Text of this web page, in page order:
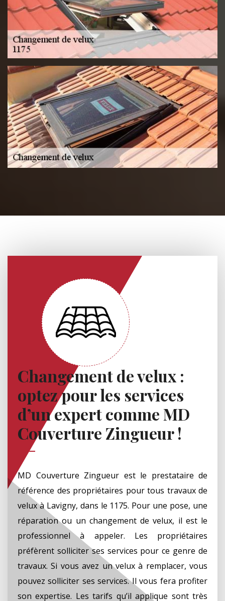
Changement de velux :
optez pour les services
d’un expert comme MD
Couverture Zingueur !
MD Couverture Zingueur est le prestataire de
référence des propriétaires pour tous travaux de
velux à Lavigny, dans le 1175. Pour une pose, une
réparation ou un changement de velux, il est le
professionnel à appeler. Les propriétaires
préfèrent solliciter ses services pour ce genre de
travaux. Si vous avez un velux à remplacer, vous
pouvez solliciter ses services. Il vous fera profiter
son expertise. Les tarifs qu’il applique sont très